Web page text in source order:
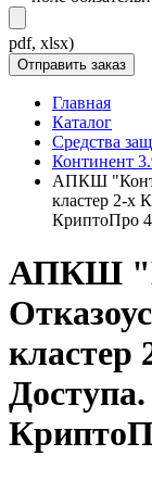
pdf, xlsx)
Главная
Каталог
Средства
Континент
АПКШ
кластер 2-х
КриптоПро
АПКШ